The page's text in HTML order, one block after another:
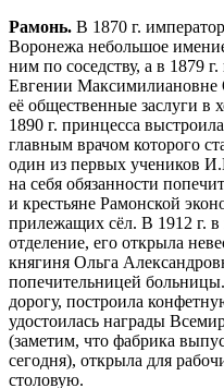
Рамонь. В 1870 г.
Воронежа небольшое
ним по соседству, а в 1879
Евгении Максимилиановне
её общественные заслуги в
1890 г. принцесса
главным врачом которого
один из первых учеников
на себя обязанности
и крестьяне Рамонской
прилежащих сёл. В 1912 г. в
отделение, его открыла
княгиня Ольга
попечительницей
дорогу, построила
удостоилась награды
(заметим, что фабрика
сегодня), открыла для
столовую.